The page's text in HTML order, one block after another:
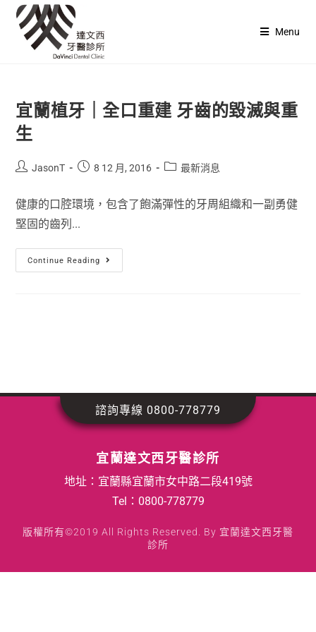
Menu
宜蘭植牙｜全口重建 牙齒的毀滅與重
生
JasonT 8 12 月, 2016 最新消息
健康的口腔環境，包含了飽滿彈性的牙周組織和一副勇健
堅固的齒列...
Continue Reading
宜蘭達文西牙醫診所
地址：宜蘭縣宜蘭市女中路二段419號
Tel： 0800-778779
版權所有©2019 All Rights Reserved. By 宜蘭達文西牙醫
診所
諮詢專線 0800-778779